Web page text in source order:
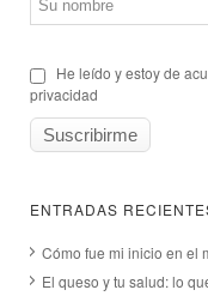
He leído y estoy de
privacidad
ENTRADAS
Cómo fue mi inicio en el
El queso y tu salud: lo